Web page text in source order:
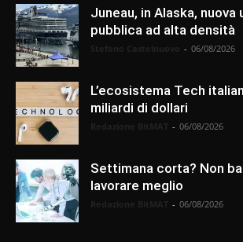
Juneau, in Alaska, nuova
pubblica ad alta densità
- 06/08/2026
L’ecosistema Tech
miliardi di dollari
- 06/08/2026
Settimana corta? Non
lavorare meglio
- 06/08/2026